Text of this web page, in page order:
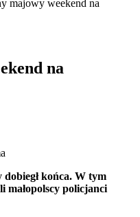
majowy weekend na
na
dobiegł końca. W tym
małopolscy policjanci